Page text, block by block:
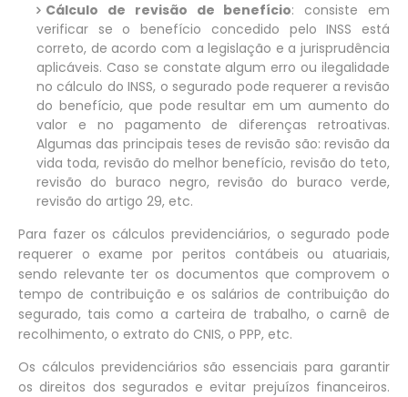
Cálculo de revisão de benefício: consiste em
verificar se o benefício concedido pelo INSS está
correto, de acordo com a legislação e a jurisprudência
aplicáveis. Caso se constate algum erro ou ilegalidade
no cálculo do INSS, o segurado pode requerer a revisão
do benefício, que pode resultar em um aumento do
valor e no pagamento de diferenças retroativas.
Algumas das principais teses de revisão são: revisão da
vida toda, revisão do melhor benefício, revisão do teto,
revisão do buraco negro, revisão do buraco verde,
revisão do artigo 29, etc.
Para fazer os cálculos previdenciários, o segurado pode
requerer o exame por peritos contábeis ou atuariais,
sendo relevante ter os documentos que comprovem o
tempo de contribuição e os salários de contribuição do
segurado, tais como a carteira de trabalho, o carnê de
recolhimento, o extrato do CNIS, o PPP, etc.
Os cálculos previdenciários são essenciais para garantir
os direitos dos segurados e evitar prejuízos financeiros.